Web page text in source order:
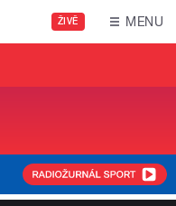
ŽIVĚ MENU